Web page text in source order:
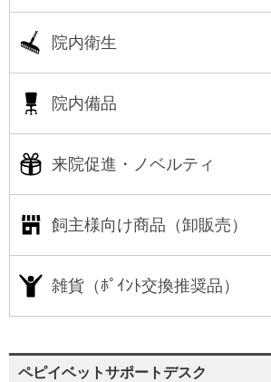
院内衛生
院内備品
来院促進・ノベルティ
飼主様向け商品（卸販売）
雑貨（ﾎﾟｲﾝﾄ交換推奨品）
ペピイベットサポートデスク